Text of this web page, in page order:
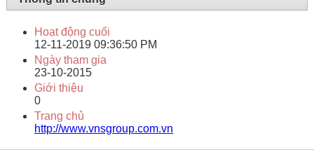
Hoạt động cuối
12-11-2019 09:36:50 PM
Ngày tham gia
23-10-2015
Giới thiệu
0
Trang chủ
http://www.vnsgroup.com.vn